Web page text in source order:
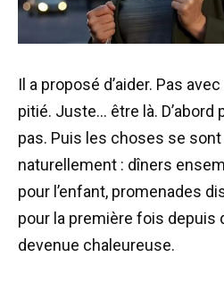
Il a proposé d’aider. Pas
pitié. Juste… être là. D’abord
pas. Puis les choses se
naturellement : dîners
pour l’enfant, promenades
pour la première fois depuis
devenue chaleureuse.